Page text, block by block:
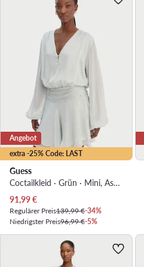
extra -25% Code: LAST
Angebot
Guess
Coctailkleid · Grün · Mini, Asymmetrisch
Aktueller Preis
91,99€
Regulärer Preis139,99 €-34%
Niedrigster Preis96,99 €-5%